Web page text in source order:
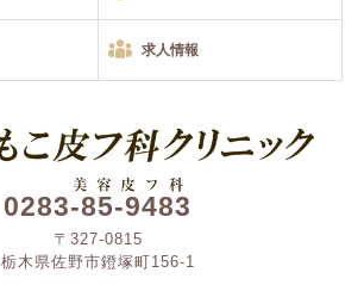
求人情報
0283-85-9483
〒327-0815
栃木県佐野市鐙塚町156-1